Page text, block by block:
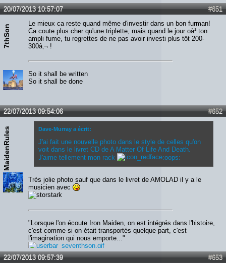
#651
20/07/2013 10:57:07
7thSon
Le mieux ca reste quand même d'investir dans un bon furman!
Ca coute plus cher qu'une triplette, mais quand le jour oà¹ ton
ampli fume, tu regrettes de ne pas avoir investi plus tôt 200-
300â‚¬ !
So it shall be written
So it shall be done
#652
22/07/2013 09:54:06
MaidenRules Dave-Murray a écrit:
J'ai fait une nouvelle photo dans le style de celles qu'on
voit dans le livret CD de A Matter Of Life And Death.
J'aime tellement mon rack
:oops:
Très jolie photo sauf que dans le livret de AMOLAD il y a le
musicien avec
"Lorsque l'on écoute Iron Maiden, on est intégrés dans l'histoire,
c'est comme si on était transportés quelque part, c'est
l'imagination qui nous emporte..."
#653
22/07/2013 09:57:39